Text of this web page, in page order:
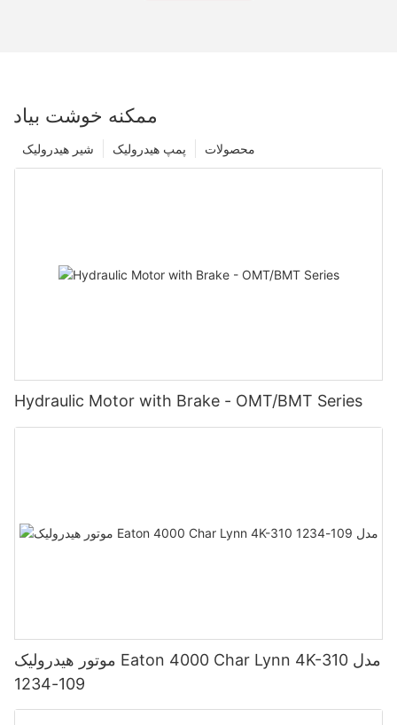
ممکنه خوشت بیاد
محصولات پمپ هیدرولیک شیر هیدرولیک
Hydraulic Motor with Brake - OMT/BMT Series
موتور هیدرولیک Eaton 4000 Char Lynn 4K-310 مدل
109-1234